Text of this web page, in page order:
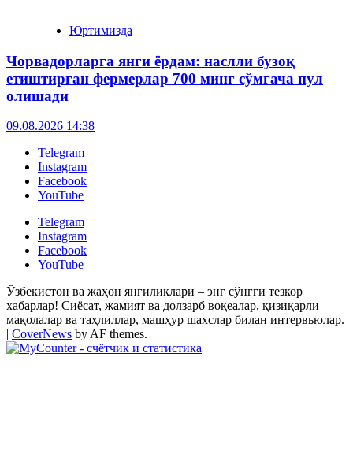
Юртимизда
Чорвадорларга янги ёрдам: наслли бузоқ
етиштирган фермерлар 700 минг сўмгача пул
олишади
09.08.2026 14:38
Telegram
Instagram
Facebook
YouTube
Telegram
Instagram
Facebook
YouTube
Ўзбекистон ва жаҳон янгиликлари – энг сўнгги тезкор
хабарлар! Сиёсат, жамият ва долзарб воқеалар, қизиқарли
мақолалар ва таҳлиллар, машҳур шахслар билан интервьюлар.
| CoverNews by AF themes.